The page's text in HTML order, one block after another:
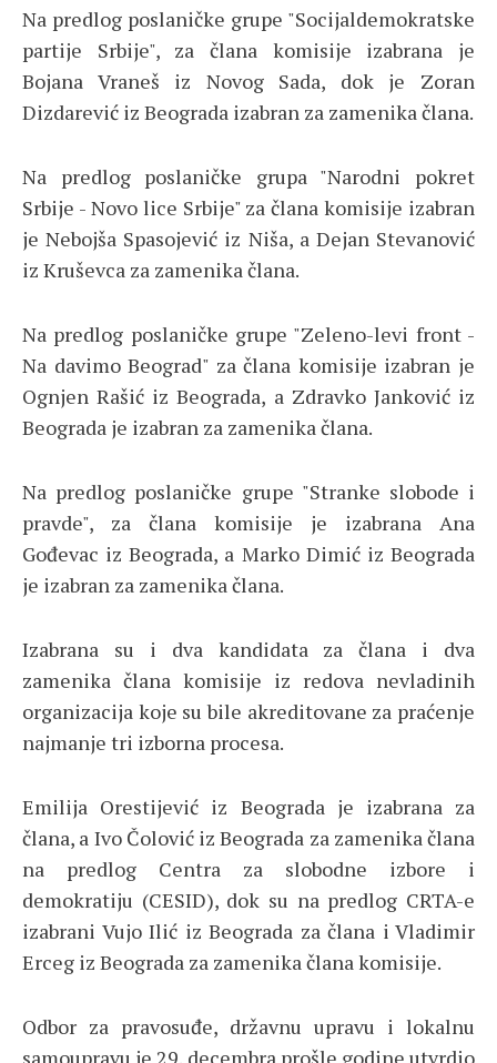
Na predlog poslaničke grupe "Socijaldemokratske
partije Srbije", za člana komisije izabrana je
Bojana Vraneš iz Novog Sada, dok je Zoran
Dizdarević iz Beograda izabran za zamenika člana.
Na predlog poslaničke grupa "Narodni pokret
Srbije - Novo lice Srbije" za člana komisije izabran
je Nebojša Spasojević iz Niša, a Dejan Stevanović
iz Kruševca za zamenika člana.
Na predlog poslaničke grupe "Zeleno-levi front -
Na davimo Beograd" za člana komisije izabran je
Ognjen Rašić iz Beograda, a Zdravko Janković iz
Beograda je izabran za zamenika člana.
Na predlog poslaničke grupe "Stranke slobode i
pravde", za člana komisije je izabrana Ana
Gođevac iz Beograda, a Marko Dimić iz Beograda
je izabran za zamenika člana.
Izabrana su i dva kandidata za člana i dva
zamenika člana komisije iz redova nevladinih
organizacija koje su bile akreditovane za praćenje
najmanje tri izborna procesa.
Emilija Orestijević iz Beograda je izabrana za
člana, a Ivo Čolović iz Beograda za zamenika člana
na predlog Centra za slobodne izbore i
demokratiju (CESID), dok su na predlog CRTA-e
izabrani Vujo Ilić iz Beograda za člana i Vladimir
Erceg iz Beograda za zamenika člana komisije.
Odbor za pravosuđe, državnu upravu i lokalnu